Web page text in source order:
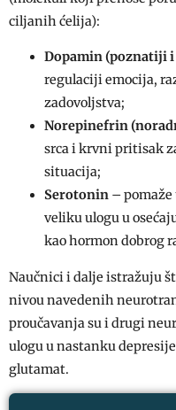
ciljanih ćelija):
Dopamin (poznatiji i
regulaciji emocija,
zadovoljstva;
Norepinefrin
srca i krvni pritisak
situacija;
Serotonin –
veliku ulogu u
kao hormon dobrog
Naučnici i dalje istražuju
nivou navedenih
proučavanja su i drugi
ulogu u nastanku
glutamat.